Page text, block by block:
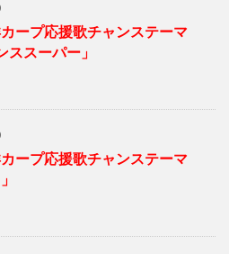
ープ応援歌チャンステーマ
ススーパー」
ープ応援歌チャンステーマ